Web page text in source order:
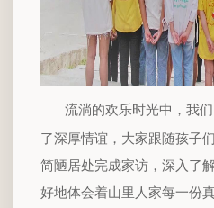
流淌的欢乐时光中，我
了深厚情谊，大家跟随孩子
简陋居处完成家访，深入了
好地体会着山里人家每一份